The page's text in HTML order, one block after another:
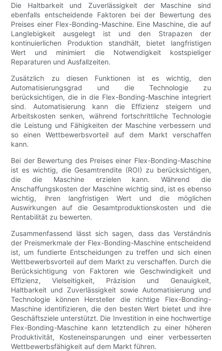
Die Haltbarkeit und Zuverlässigkeit der Maschine sind
ebenfalls entscheidende Faktoren bei der Bewertung des
Preises einer Flex-Bonding-Maschine. Eine Maschine, die auf
Langlebigkeit ausgelegt ist und den Strapazen der
kontinuierlichen Produktion standhält, bietet langfristigen
Wert und minimiert die Notwendigkeit kostspieliger
Reparaturen und Ausfallzeiten.
Zusätzlich zu diesen Funktionen ist es wichtig, den
Automatisierungsgrad und die Technologie zu
berücksichtigen, die in die Flex-Bonding-Maschine integriert
sind. Automatisierung kann die Effizienz steigern und
Arbeitskosten senken, während fortschrittliche Technologie
die Leistung und Fähigkeiten der Maschine verbessern und
so einen Wettbewerbsvorteil auf dem Markt verschaffen
kann.
Bei der Bewertung des Preises einer Flex-Bonding-Maschine
ist es wichtig, die Gesamtrendite (ROI) zu berücksichtigen,
die die Maschine erzielen kann. Während die
Anschaffungskosten der Maschine wichtig sind, ist es ebenso
wichtig, ihren langfristigen Wert und die möglichen
Auswirkungen auf die Gesamtproduktionskosten und die
Rentabilität zu bewerten.
Zusammenfassend lässt sich sagen, dass das Verständnis
der Preismerkmale der Flex-Bonding-Maschine entscheidend
ist, um fundierte Entscheidungen zu treffen und sich einen
Wettbewerbsvorteil auf dem Markt zu verschaffen. Durch die
Berücksichtigung von Faktoren wie Geschwindigkeit und
Effizienz, Vielseitigkeit, Präzision und Genauigkeit,
Haltbarkeit und Zuverlässigkeit sowie Automatisierung und
Technologie können Hersteller die richtige Flex-Bonding-
Maschine identifizieren, die den besten Wert bietet und ihre
Geschäftsziele unterstützt. Die Investition in eine hochwertige
Flex-Bonding-Maschine kann letztendlich zu einer höheren
Produktivität, Kosteneinsparungen und einer verbesserten
Wettbewerbsfähigkeit auf dem Markt führen.